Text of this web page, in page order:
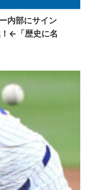
内部にサイン
←「歴史に名